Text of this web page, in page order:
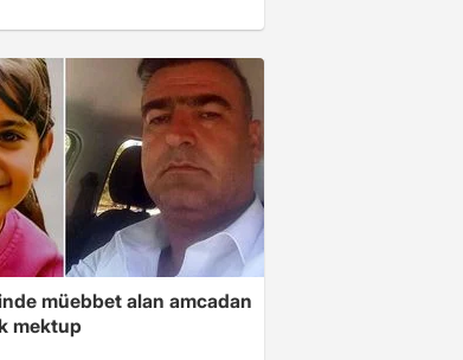
müebbet alan amcadan
mektup